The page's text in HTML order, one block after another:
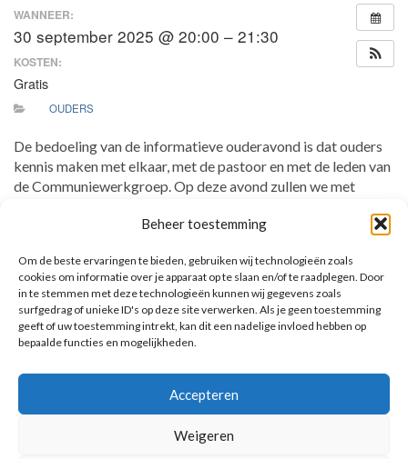
Beheer toestemming
Om de beste ervaringen te bieden, gebruiken wij technologieën zoals
cookies om informatie over je apparaat op te slaan en/of te raadplegen. Door
in te stemmen met deze technologieën kunnen wij gegevens zoals
surfgedrag of unieke ID's op deze site verwerken. Als je geen toestemming
geeft of uw toestemming intrekt, kan dit een nadelige invloed hebben op
bepaalde functies en mogelijkheden.
Accepteren
Weigeren
WANNEER:
30 september 2025 @ 20:00 – 21:30
KOSTEN:
Gratis
OUDERS
De bedoeling van de informatieve ouderavond is dat ouders
kennis maken met elkaar, met de pastoor en met de leden van
de Communiewerkgroep. Op deze avond zullen we met
uitgebreide informatie over het communie project Gods
voor de kinderen en voor de ouders invullen. Alle ouders zijn
van harte uitgenodigd deze avond mee te maken!